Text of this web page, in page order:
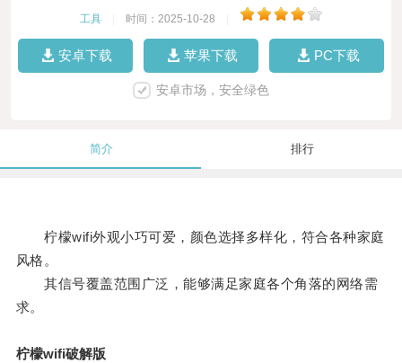
工具 时间：2025-10-28
安卓下载 苹果下载 PC下载
安卓市场，安全绿色
简介 排行
柠檬wifi外观小巧可爱，颜色选择多样化，符合各种家庭
风格。
其信号覆盖范围广泛，能够满足家庭各个角落的网络需
求。
柠檬wifi破解版